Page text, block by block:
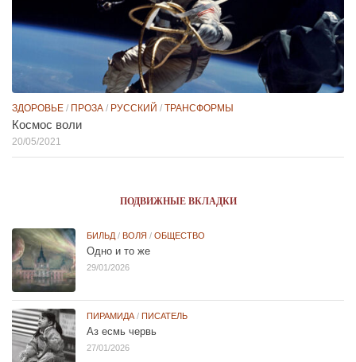
ЗДОРОВЬЕ / ПРОЗА / РУССКИЙ / ТРАНСФОРМЫ
Космос воли
20/05/2021
ПОДВИЖНЫЕ ВКЛАДКИ
БИЛЬД / ВОЛЯ / ОБЩЕСТВО
Одно и то же
29/01/2026
ПИРАМИДА / ПИСАТЕЛЬ
Аз есмь червь
27/01/2026